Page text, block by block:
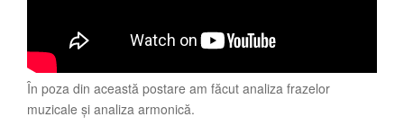
În poza din această postare am făcut analiza frazelor
muzicale și analiza armonică.